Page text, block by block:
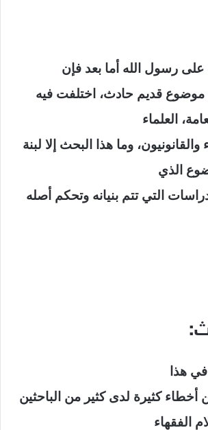
على رسول الله أما بعد فإن
قديم حادث، اختلفت فيه
العلماء
وما هذا البحث إلا لبنة
الذي
التي تتم بنيانه وتحكم أصله
هذا
أخطاء كثيرة لدى كثير من الباحثين
الفقهاء